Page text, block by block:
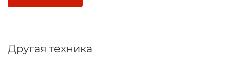
Другая техника